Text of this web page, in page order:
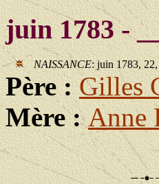
juin 1783 -
NAISSANCE: juin 1783,
Père :Gilles
Mère :Anne